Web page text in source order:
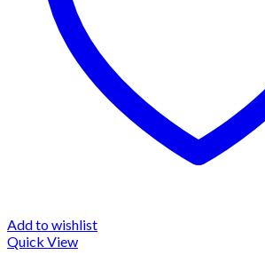
Add to wishlist
Quick View